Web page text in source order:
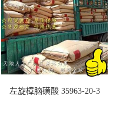
左旋樟脑磺酸 35963-20-3